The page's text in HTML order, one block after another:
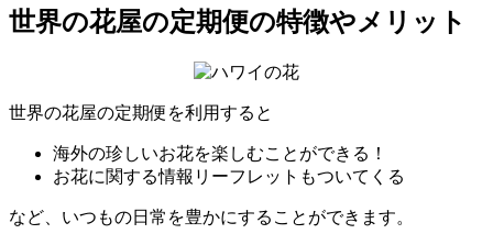
世界の花屋の定期便の特徴やメリット
世界の花屋の定期便を利用すると
海外の珍しいお花を楽しむことができる！
お花に関する情報リーフレットもついてくる
など、いつもの日常を豊かにすることができます。